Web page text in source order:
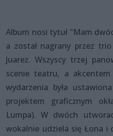
Album nosi tytuł "Mam
a został nagrany przez
Juarez. Wszyscy trzej
scenie teatru, a
wydarzenia była
projektem graficznym
Lumpa). W dwóch
wokalnie udziela się Łona i